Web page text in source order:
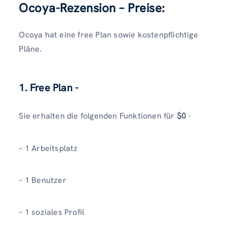
Ocoya-Rezension – Preise:
Ocoya hat eine free Plan sowie kostenpflichtige
Pläne.
1. Free Plan -
Sie erhalten die folgenden Funktionen für $0-
– 1 Arbeitsplatz
– 1 Benutzer
– 1 soziales Profil